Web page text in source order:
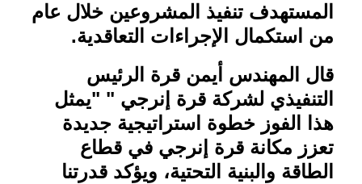
المستهدف تنفيذ المشروعين خلال عام
من استكمال الإجراءات التعاقدية.
قال المهندس أيمن قرة الرئيس
التنفيذي لشركة قرة إنرجي " "يمثل
هذا الفوز خطوة استراتيجية جديدة
تعزز مكانة قرة إنرجي في قطاع
الطاقة والبنية التحتية، ويؤكد قدرتنا